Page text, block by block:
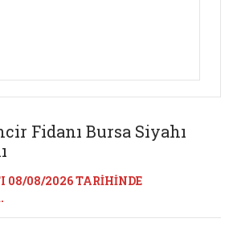
Fidanı Bursa Siyahı
08/08/2026 TARİHİNDE